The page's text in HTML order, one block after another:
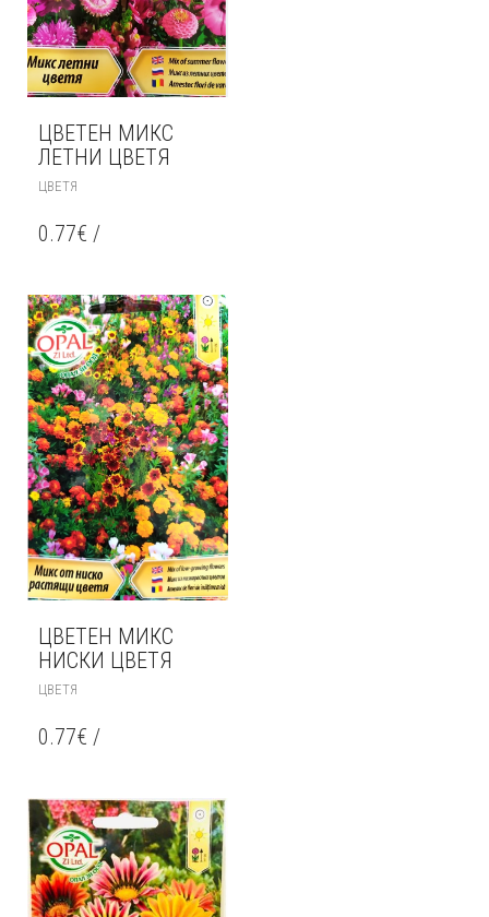
ЦВЕТЕН МИКС
ЛЕТНИ ЦВЕТЯ
ЦВЕТЯ
0.77€ /
ЦВЕТЕН МИКС
НИСКИ ЦВЕТЯ
ЦВЕТЯ
0.77€ /